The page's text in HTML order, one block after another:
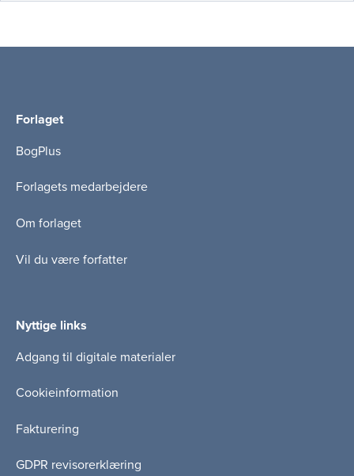
Forlaget
BogPlus
Forlagets medarbejdere
Om forlaget
Vil du være forfatter
Nyttige links
Adgang til digitale materialer
Cookieinformation
Fakturering
GDPR revisorerklæring